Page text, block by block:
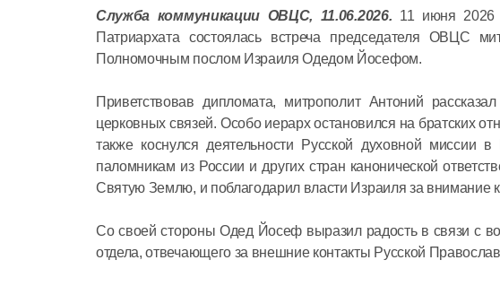
Служба коммуникации ОВЦС, 11.06.2026. 11 июня 2026
Патриархата состоялась встреча председателя ОВЦС
Полномочным послом Израиля Одедом Йосефом.
Приветствовав дипломата, митрополит Антоний
церковных связей. Особо иерарх остановился на братских
также коснулся деятельности Русской духовной миссии
паломникам из России и других стран канонической
Святую Землю, и поблагодарил власти Израиля за внимание
Со своей стороны Одед Йосеф выразил радость в связи с
отдела, отвечающего за внешние контакты Русской